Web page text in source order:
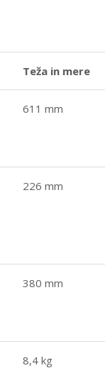
Teža in mere
611 mm
226 mm
380 mm
8,4 kg